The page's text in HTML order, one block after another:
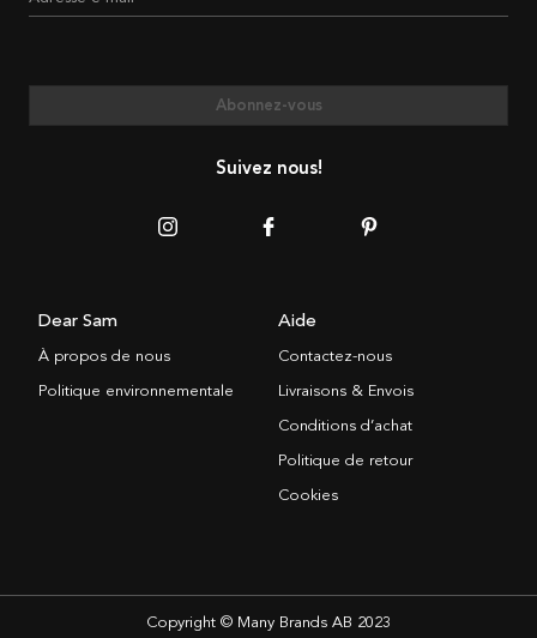
Abonnez-vous
Suivez nous!
Dear Sam
À propos de nous
Politique environnementale
Aide
Contactez-nous
Livraisons & Envois
Conditions d’achat
Politique de retour
Cookies
Copyright © Many Brands AB 2023